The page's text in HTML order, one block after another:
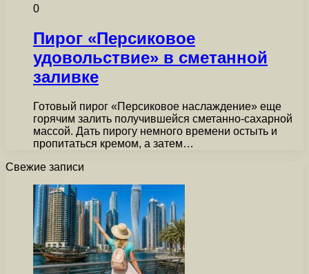
0
Пирог «Персиковое
удовольствие» в сметанной
заливке
Готовый пирог «Персиковое наслаждение» еще
горячим залить получившейся сметанно-сахарной
массой. Дать пирогу немного времени остыть и
пропитаться кремом, а затем…
Свежие записи